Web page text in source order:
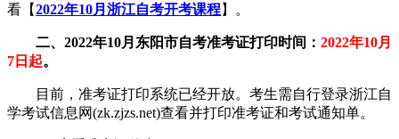
看【2022年10月浙江自考开考课程】。
二、2022年10月东阳市自考准考证打印时间： 2022年10月
7日起。
目前，准考证打印系统已经开放。考生需自行登录浙江自
学考试信息网(zk.zjzs.net)查看并打印准考证和考试通知单。